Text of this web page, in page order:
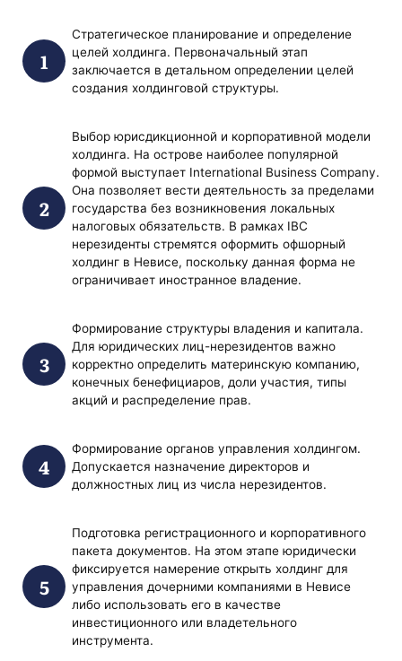
Стратегическое планирование и определение
целей холдинга. Первоначальный этап
заключается в детальном определении целей
создания холдинговой структуры.
Выбор юрисдикционной и корпоративной модели
холдинга. На острове наиболее популярной
формой выступает International Business Company.
Она позволяет вести деятельность за пределами
государства без возникновения локальных
налоговых обязательств. В рамках IBC
нерезиденты стремятся оформить офшорный
холдинг в Невисе, поскольку данная форма не
ограничивает иностранное владение.
Формирование структуры владения и капитала.
Для юридических лиц-нерезидентов важно
корректно определить материнскую компанию,
конечных бенефициаров, доли участия, типы
акций и распределение прав.
Формирование органов управления холдингом.
Допускается назначение директоров и
должностных лиц из числа нерезидентов.
Подготовка регистрационного и корпоративного
пакета документов. На этом этапе юридически
фиксируется намерение открыть холдинг для
управления дочерними компаниями в Невисе
либо использовать его в качестве
инвестиционного или владетельного
инструмента.